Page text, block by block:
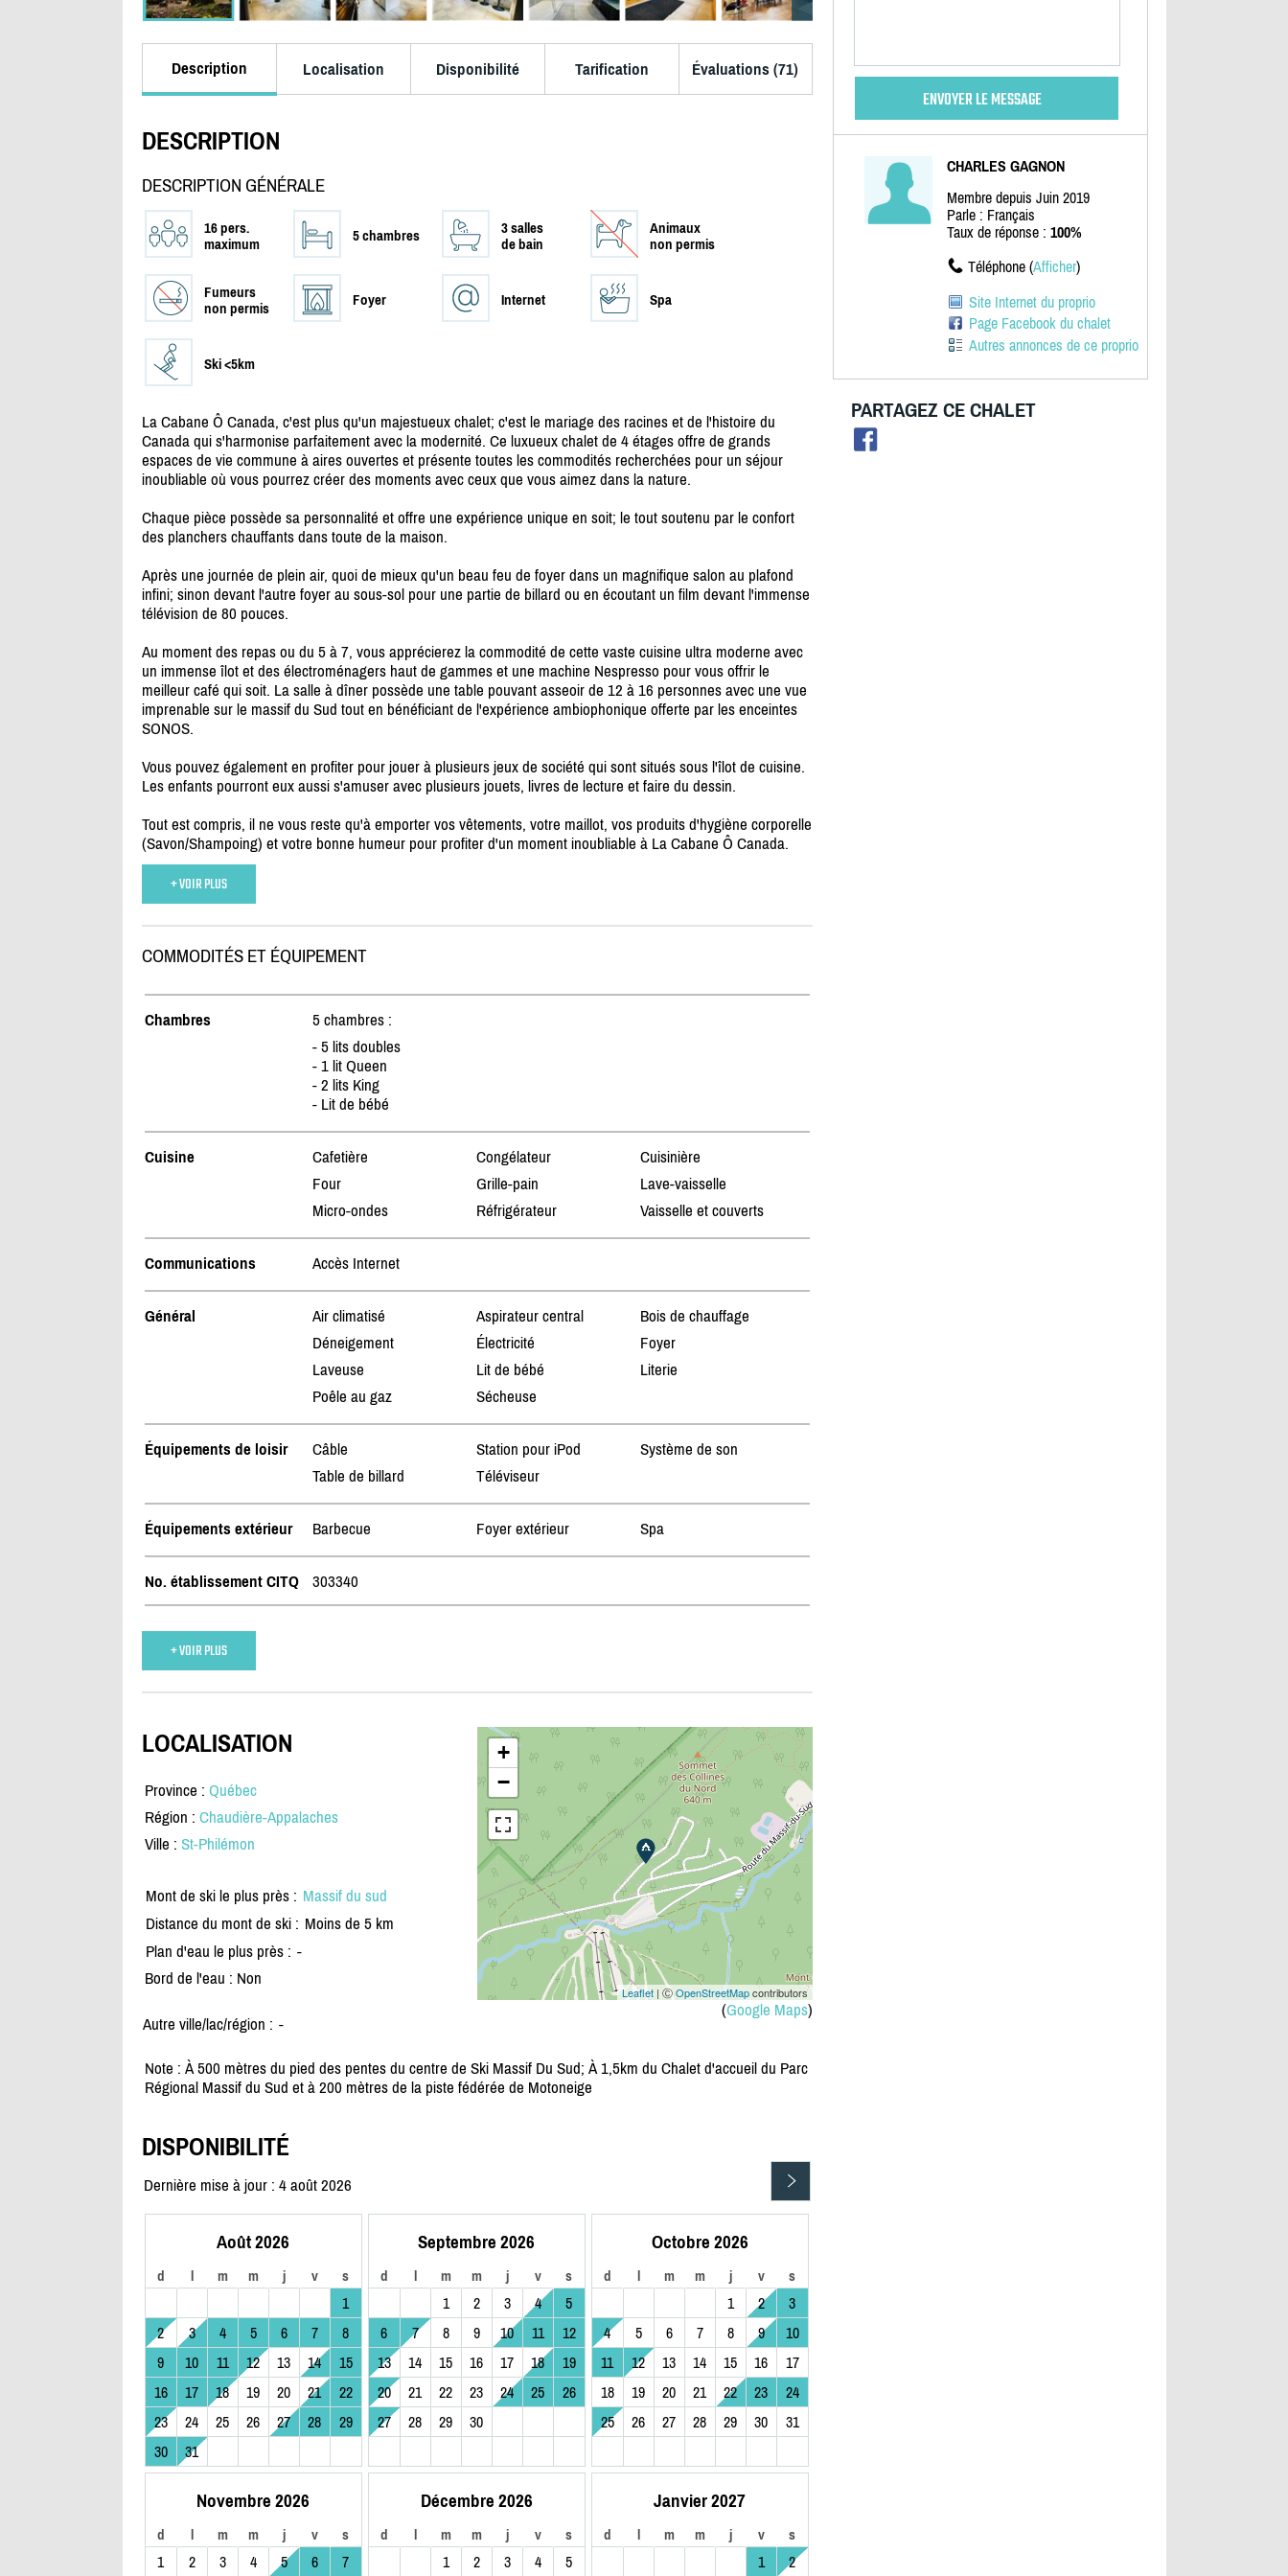
Description Localisation Disponibilité Tarification Évaluations (71)
DESCRIPTION
DESCRIPTION GÉNÉRALE
16 pers.
maximum
5 chambres
3 salles
de bain
Animaux
non permis
Fumeurs
non permis
Foyer Internet Spa
Ski <5km
La Cabane Ô Canada, c'est plus qu'un majestueux chalet; c'est le mariage des racines et de l'histoire du
Canada qui s'harmonise parfaitement avec la modernité. Ce luxueux chalet de 4 étages offre de grands
espaces de vie commune à aires ouvertes et présente toutes les commodités recherchées pour un séjour
inoubliable où vous pourrez créer des moments avec ceux que vous aimez dans la nature.
Chaque pièce possède sa personnalité et offre une expérience unique en soit; le tout soutenu par le confort
des planchers chauffants dans toute de la maison.
Après une journée de plein air, quoi de mieux qu'un beau feu de foyer dans un magnifique salon au plafond
infini; sinon devant l'autre foyer au sous-sol pour une partie de billard ou en écoutant un film devant l'immense
télévision de 80 pouces.
Au moment des repas ou du 5 à 7, vous apprécierez la commodité de cette vaste cuisine ultra moderne avec
un immense îlot et des électroménagers haut de gammes et une machine Nespresso pour vous offrir le
meilleur café qui soit. La salle à dîner possède une table pouvant asseoir de 12 à 16 personnes avec une vue
imprenable sur le massif du Sud tout en bénéficiant de l'expérience ambiophonique offerte par les enceintes
SONOS.
Vous pouvez également en profiter pour jouer à plusieurs jeux de société qui sont situés sous l'îlot de cuisine.
Les enfants pourront eux aussi s'amuser avec plusieurs jouets, livres de lecture et faire du dessin.
Tout est compris, il ne vous reste qu'à emporter vos vêtements, votre maillot, vos produits d'hygiène corporelle
(Savon/Shampoing) et votre bonne humeur pour profiter d'un moment inoubliable à La Cabane Ô Canada.
+ VOIR PLUS
COMMODITÉS ET ÉQUIPEMENT
Chambres
5 chambres :
- 5 lits doubles
- 1 lit Queen
- 2 lits King
- Lit de bébé
Cuisine Cafetière Congélateur
Cuisinière
Four
Grille-pain
Lave-vaisselle
Micro-ondes
Réfrigérateur Vaisselle et couverts
Communications Accès Internet
Général Air climatisé Aspirateur central
Bois de chauffage
Déneigement
Électricité
Foyer
Laveuse
Lit de bébé
Literie
Poêle au gaz
Sécheuse
Équipements de loisir Câble Station pour iPod
Système de son
Table de billard
Téléviseur
Équipements extérieur Barbecue Foyer extérieur Spa
No. établissement CITQ 303340
+ VOIR PLUS
+
−
Leaflet| ⒸOpenStreetMapcontributors
(Google Maps)
LOCALISATION
Province : Québec
Région : Chaudière-Appalaches
Ville : St-Philémon
Mont de ski le plus près : Massif du sud
Distance du mont de ski : Moins de 5 km
Plan d'eau le plus près : -
Bord de l'eau : Non
Autre ville/lac/région : -
Note : À 500 mètres du pied des pentes du centre de Ski Massif Du Sud; À 1,5km du Chalet d'accueil du Parc
Régional Massif du Sud et à 200 mètres de la piste fédérée de Motoneige
DISPONIBILITÉ
Dernière mise à jour : 4 août 2026
Août 2026
d l m m j v s
1
2
3 4 5 6 7
8
9
10 11 12 13 14
15
16
17 18 19 20 21
22
23
24 25 26 27 28
29
30
31
Septembre 2026
d l m m j v s
1 2 3 4
5
6
7 8 9 10 11
12
13
14 15 16 17 18
19
20
21 22 23 24 25
26
27
28 29 30
Octobre 2026
d l m m j v s
1 2
3
4
5 6 7 8 9
10
11
12 13 14 15 16
17
18
19 20 21 22 23
24
25
26 27 28 29 30 31
Novembre 2026
d l m m j v s
1 2 3 4 5 6 7
Décembre 2026
d l m m j v s
1 2 3 4 5
Janvier 2027
d l m m j v s
1 2
CHARLES GAGNON
Membre depuis Juin 2019
Parle : Français
Taux de réponse : 100%
Téléphone (Afficher)
Site Internet du proprio
Page Facebook du chalet
Autres annonces de ce proprio
PARTAGEZ CE CHALET